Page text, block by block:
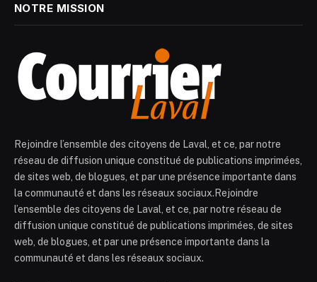
NOTRE MISSION
Rejoindre l’ensemble des citoyens de Laval, et ce, par notre
réseau de diffusion unique constitué de publications imprimées,
de sites web, de blogues, et par une présence importante dans
la communauté et dans les réseaux sociaux.Rejoindre
l’ensemble des citoyens de Laval, et ce, par notre réseau de
diffusion unique constitué de publications imprimées, de sites
web, de blogues, et par une présence importante dans la
communauté et dans les réseaux sociaux.